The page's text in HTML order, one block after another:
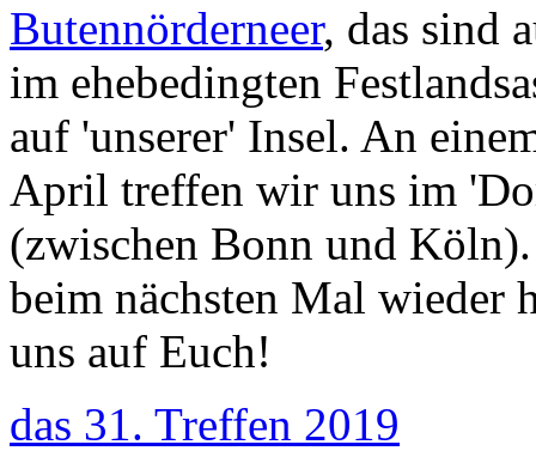
Butennörderneer, das sind
im ehebedingten
auf 'unserer' Insel. An
April treffen wir uns im
(zwischen Bonn und
beim nächsten Mal wieder
uns auf Euch!
das 31. Treffen 2019